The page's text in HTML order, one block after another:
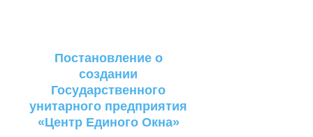
Постановление о
создании
Государственного
унитарного предприятия
«Центр Единого Окна»